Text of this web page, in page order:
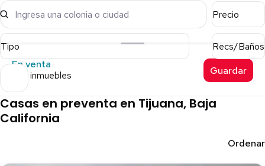
Ingresa una colonia o ciudad Precio
Tipo
Recs/Baños
En venta
203 inmuebles Guardar
Casas en preventa en Tijuana, Baja
California
Ordenar